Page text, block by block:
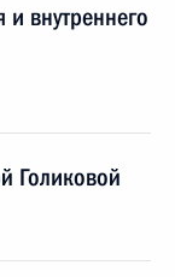
и внутреннего
Голиковой